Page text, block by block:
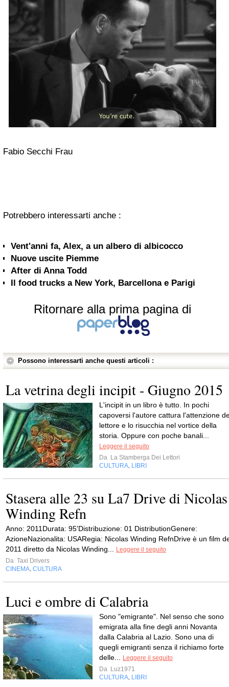
Fabio Secchi Frau
Potrebbero interessarti anche :
Vent'anni fa, Alex, a un albero di albicocco
Nuove uscite Piemme
After di Anna Todd
Il food trucks a New York, Barcellona e Parigi
Ritornare alla prima pagina di
Possono interessarti anche questi articoli :
La vetrina degli incipit - Giugno 2015
L'incipit in un libro è tutto. In pochi
capoversi l'autore cattura l'attenzione
lettore e lo risucchia nel vortice della
storia. Oppure con poche banali...
Leggere il seguito
Da La Stamberga Dei Lettori
CULTURA LIBRI
Stasera alle 23 su La7 Drive di Nicolas
Winding Refn
Anno: 2011Durata: 95'Distribuzione: 01 DistributionGenere:
AzioneNazionalita: USARegia: Nicolas Winding RefnDrive è un film
2011 diretto da Nicolas Winding...
Leggere il seguito
Da Taxi Drivers
CINEMA CULTURA
Luci e ombre di Calabria
Sono "emigrante". Nel senso che sono
emigrata alla fine degli anni Novanta
dalla Calabria al Lazio. Sono una di
quegli emigranti senza il richiamo forte
delle...
Leggere il seguito
Da Luz1971
CULTURA LIBRI